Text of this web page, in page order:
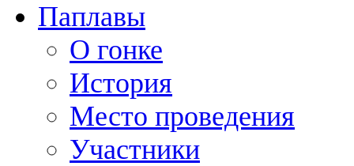
Паплавы
О гонке
История
Место проведения
Участники